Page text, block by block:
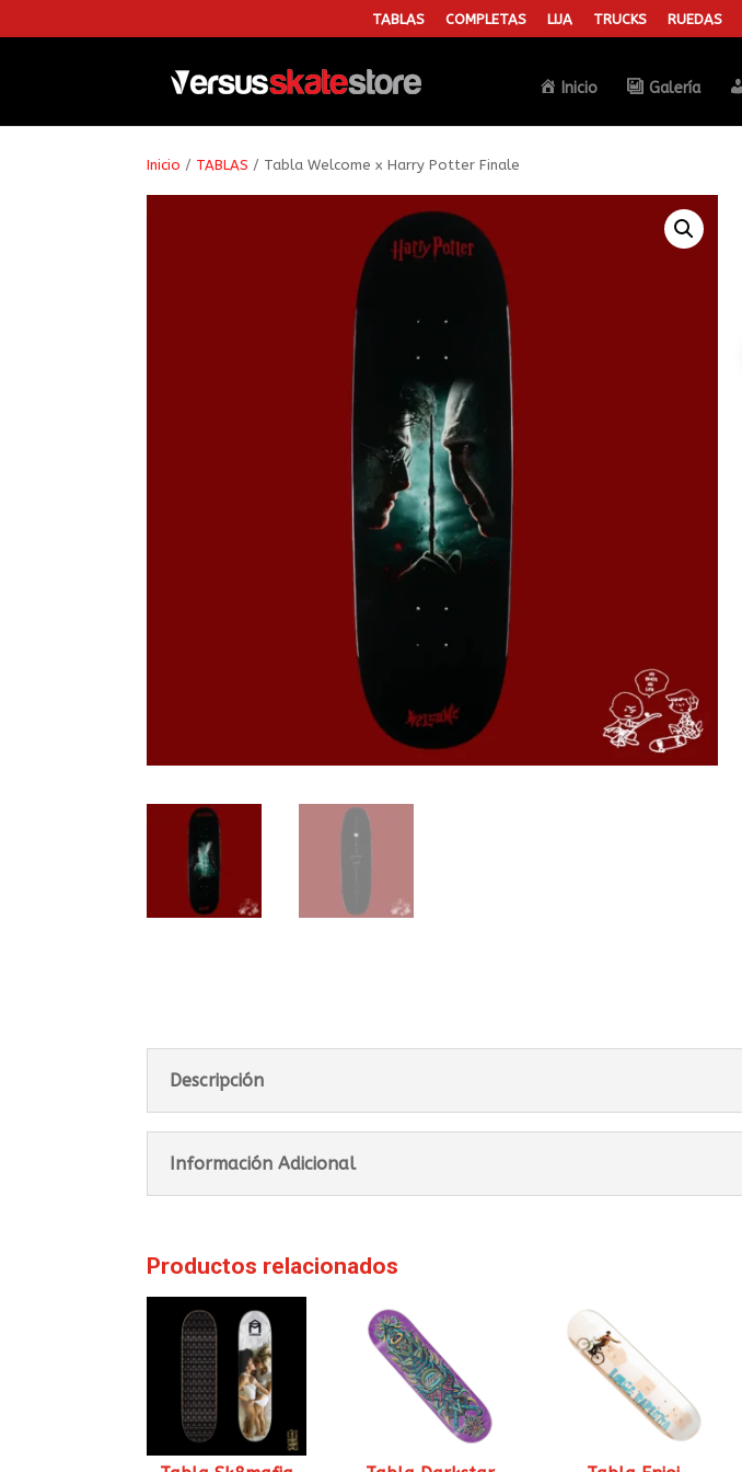
TABLAS COMPLETAS LIJA TRUCKS RUEDAS
Inicio Galería
Inicio / TABLAS / Tabla Welcome x Harry Potter Finale
Descripción
Información Adicional
Productos relacionados